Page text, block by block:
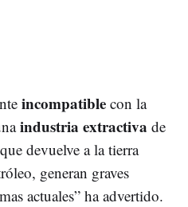
incompatible con la
industria extractiva de
devuelve a la tierra
generan graves
actuales” ha advertido.